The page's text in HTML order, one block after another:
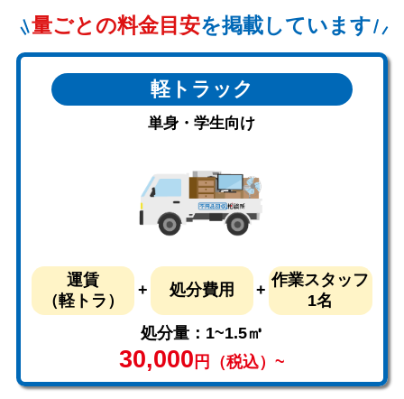
量ごとの料金目安を掲載しています
軽トラック
単身・学生向け
運賃
（軽トラ）
処分費用
作業スタッフ
1名
処分量：1~1.5㎥
30,000 円（税込）~